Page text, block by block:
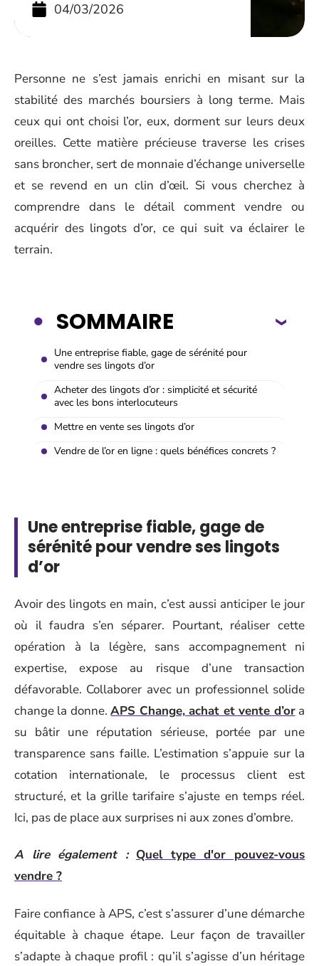
04/03/2026
Personne ne s’est jamais enrichi en misant sur la
stabilité des marchés boursiers à long terme. Mais
ceux qui ont choisi l’or, eux, dorment sur leurs deux
oreilles. Cette matière précieuse traverse les crises
sans broncher, sert de monnaie d’échange universelle
et se revend en un clin d’œil. Si vous cherchez à
comprendre dans le détail comment vendre ou
acquérir des lingots d’or, ce qui suit va éclairer le
terrain.
SOMMAIRE
Une entreprise fiable, gage de sérénité pour
vendre ses lingots d’or
Acheter des lingots d’or : simplicité et sécurité
avec les bons interlocuteurs
Mettre en vente ses lingots d’or
Vendre de l’or en ligne : quels bénéfices concrets ?
Une entreprise fiable, gage de
sérénité pour vendre ses lingots
d’or
Avoir des lingots en main, c’est aussi anticiper le jour
où il faudra s’en séparer. Pourtant, réaliser cette
opération à la légère, sans accompagnement ni
expertise, expose au risque d’une transaction
défavorable. Collaborer avec un professionnel solide
change la donne.APS Change, achat et vente d’ora
su bâtir une réputation sérieuse, portée par une
transparence sans faille. L’estimation s’appuie sur la
cotation internationale, le processus client est
structuré, et la grille tarifaire s’ajuste en temps réel.
Ici, pas de place aux surprises ni aux zones d’ombre.
A lire également : Quel type d'or pouvez-vous
vendre ?
Faire confiance à APS, c’est s’assurer d’une démarche
équitable à chaque étape. Leur façon de travailler
s’adapte à chaque profil : qu’il s’agisse d’un héritage